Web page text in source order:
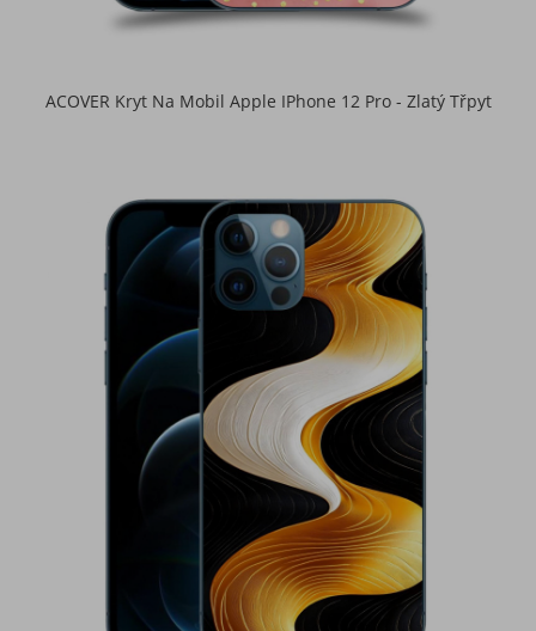
ACOVER Kryt Na Mobil Apple IPhone 12 Pro - Zlatý Třpyt